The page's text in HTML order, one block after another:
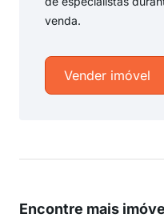
venda.
Vender imóvel
Encontre mais